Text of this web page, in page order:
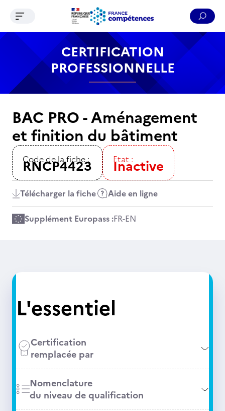
Contenu Recherche Menu Pied de page
Ouvrir le menu de navigation
CERTIFICATION
PROFESSIONNELLE
BAC PRO - Aménagement
et finition du bâtiment
Code de la fiche :
RNCP4423 Etat :
Inactive
Télécharger la fiche Aide en ligne
Supplément Europass :FR-EN
L'essentiel
Certification
remplacée par
Nomenclature
du niveau de qualification